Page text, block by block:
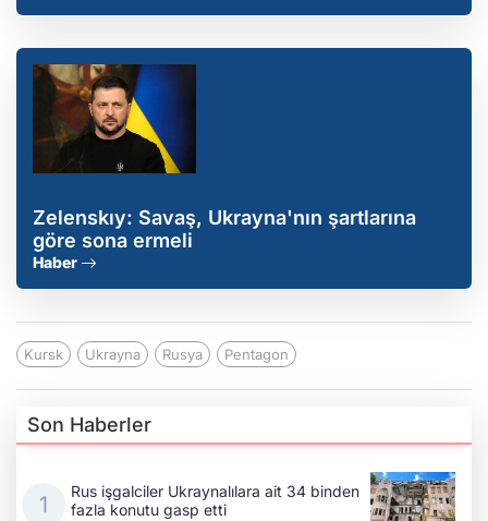
Zelenskıy: Savaş, Ukrayna'nın şartlarına
göre sona ermeli
Haber
Kursk Ukrayna Rusya Pentagon
Son Haberler
Rus işgalciler Ukraynalılara ait 34 binden
fazla konutu gasp etti